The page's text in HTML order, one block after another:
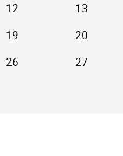
12 13
19 20
26 27